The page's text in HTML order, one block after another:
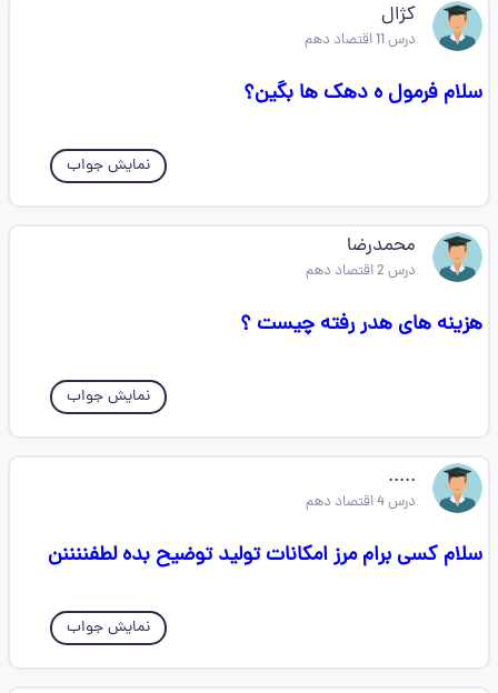
کژال
درس 11 اقتصاد دهم
سلام فرمول ه دهک ها بگین؟
نمایش جواب
محمدرضا
درس 2 اقتصاد دهم
هزینه های هدر رفته چیست ؟
نمایش جواب
.....
درس 4 اقتصاد دهم
سلام کسی برام مرز امکانات تولید توضیح بده لطفننننن
نمایش جواب